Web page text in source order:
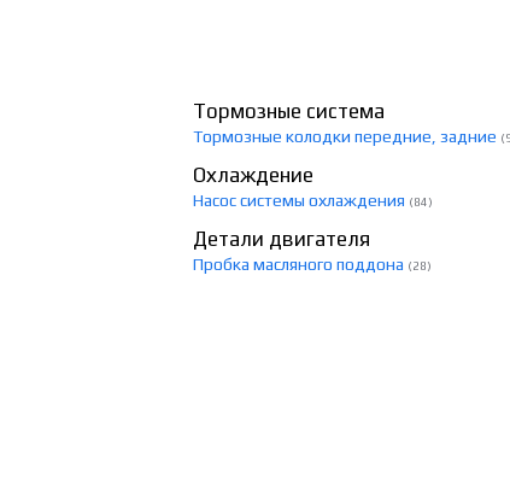
Тормозные система
Тормозные колодки передние, задние
Охлаждение
Насос системы охлаждения (84)
Детали двигателя
Пробка масляного поддона (28)